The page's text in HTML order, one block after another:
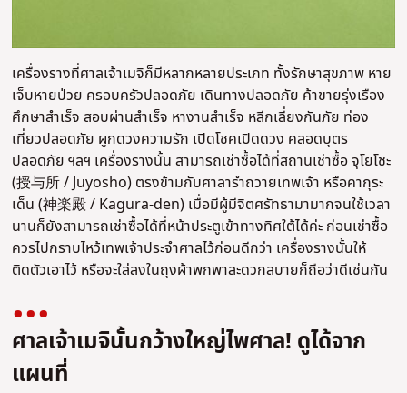
เครื่องรางที่ศาลเจ้าเมจิก็มีหลากหลายประเภท ทั้งรักษาสุขภาพ หาย
เจ็บหายป่วย ครอบครัวปลอดภัย เดินทางปลอดภัย ค้าขายรุ่งเรือง
ศึกษาสำเร็จ สอบผ่านสำเร็จ หางานสำเร็จ หลีกเลี่ยงกันภัย ท่อง
เที่ยวปลอดภัย ผูกดวงความรัก เปิดโชคเปิดดวง คลอดบุตร
ปลอดภัย ฯลฯ เครื่องรางนั้น สามารถเช่าซื้อได้ที่สถานเช่าซื้อ จุโยโชะ
(授与所 / Juyosho) ตรงข้ามกับศาลารำถวายเทพเจ้า หรือคากุระ
เด็น (神楽殿 / Kagura-den) เมื่อมีผู้มีจิตศรัทธามามากจนใช้เวลา
นานก็ยังสามารถเช่าซื้อได้ที่หน้าประตูเข้าทางทิศใต้ได้ค่ะ ก่อนเช่าซื้อ
ควรไปกราบไหว้เทพเจ้าประจำศาลไว้ก่อนดีกว่า เครื่องรางนั้นให้
ติดตัวเอาไว้ หรือจะใส่ลงในถุงผ้าพกพาสะดวกสบายก็ถือว่าดีเช่นกัน
ศาลเจ้าเมจินั้นกว้างใหญ่ไพศาล! ดูได้จาก
แผนที่